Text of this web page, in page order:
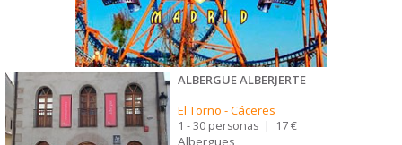
ALBERGUE ALBERJERTE
El Torno -Cáceres
1 - 30 personas | 17 €
Albergues